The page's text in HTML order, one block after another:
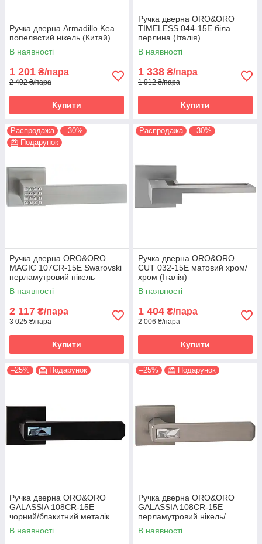
Ручка дверна Armadillo Kea
попелястий нікель (Китай)
В наявності
1 201 ₴/пара
2 402 ₴/пара
Купити
Ручка дверна ORO&ORO
TIMELESS 044-15E біла
перлина (Італія)
В наявності
1 338 ₴/пара
1 912 ₴/пара
Купити
Распродажа
–30%
Подарунок
Ручка дверна ORO&ORO
MAGIC 107СR-15E Swarovski
перламутровий нікель
(Італія)
В наявності
2 117 ₴/пара
3 025 ₴/пара
Купити
Распродажа –30%
Ручка дверна ORO&ORO
CUT 032-15E матовий хром/
хром (Італія)
В наявності
1 404 ₴/пара
2 006 ₴/пара
Купити
–25% Подарунок
Ручка дверна ORO&ORO
GALASSIA 108СR-15E
чорний/блакитний металік
(Італія)
В наявності
–25% Подарунок
Ручка дверна ORO&ORO
GALASSIA 108СR-15E
перламутровий нікель/
світлий хром (Італія)
В наявності